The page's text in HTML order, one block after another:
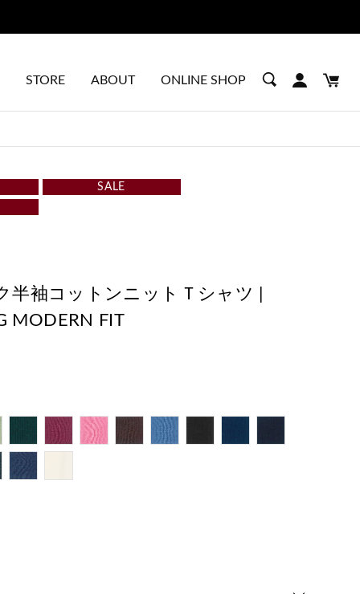
STORE ABOUT ONLINE SHOP
SALE
半袖コットンニットＴシャツ |
MODERN FIT